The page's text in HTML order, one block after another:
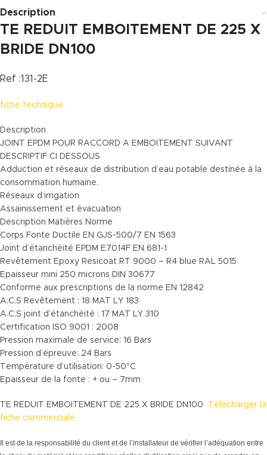
Description
TE REDUIT EMBOITEMENT DE 225 X
BRIDE DN100
Ref :131-2E
fiche technique
Description
JOINT EPDM POUR RACCORD A EMBOITEMENT SUIVANT
DESCRIPTIF CI DESSOUS
Adduction et réseaux de distribution d’eau potable destinée à la
consommation humaine.
Réseaux d’irrigation
Assainissement et évacuation
Description Matières Norme
Corps Fonte Ductile EN GJS-500/7 EN 1563
Joint d’étanchéité EPDM E7014F EN 681-1
Revêtement Epoxy Resicoat RT 9000 – R4 blue RAL 5015
Epaisseur mini 250 microns DIN 30677
Conforme aux prescriptions de la norme EN 12842
A.C.S Revêtement : 18 MAT LY 183
A.C.S joint d’étanchéité : 17 MAT LY 310
Certification ISO 9001 : 2008
Pression maximale de service: 16 Bars
Pression d’épreuve: 24 Bars
Température d’utilisation: 0-50°C
Epaisseur de la fonte : + ou – 7mm
TE REDUIT EMBOITEMENT DE 225 X BRIDE DN100 Télécharger la
fiche commerciale
Il est de la responsabilité du client et de l’installateur de vérifier l’adéquation entre